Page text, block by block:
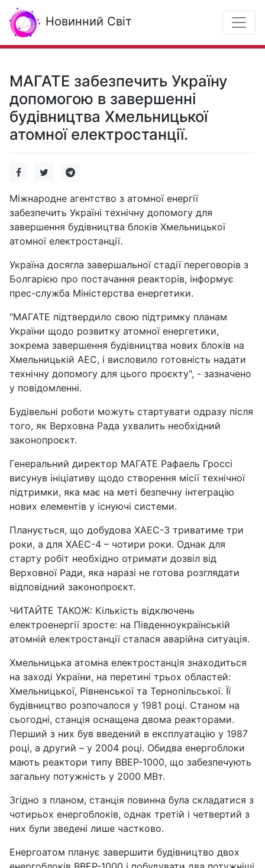
Новинний Світ
МАГАТЕ забезпечить Україну
допомогою в завершенні
будівництва Хмельницької
атомної електростанції.
Міжнародне агентство з атомної енергії
забезпечить Україні технічну допомогу для
завершення будівництва блоків Хмельницької
атомної електростанції.
Україна досягла завершальної стадії переговорів з
Болгарією про постачання реакторів, інформує
прес-служба Міністерства енергетики.
"МАГАТЕ підтвердило свою підтримку планам
України щодо розвитку атомної енергетики,
зокрема завершення будівництва нових блоків на
Хмельницькій АЕС, і висловило готовність надати
технічну допомогу для цього проєкту", - зазначено
у повідомленні.
Будівельні роботи можуть стартувати одразу після
того, як Верховна Рада ухвалить необхідний
законопроєкт.
Генеральний директор МАГАТЕ Рафаель Гроссі
висунув ініціативу щодо створення місії технічної
підтримки, яка має на меті безпечну інтеграцію
нових елементів у існуючі системи.
Планується, що добудова ХАЕС-3 триватиме три
роки, а для ХАЕС-4 – чотири роки. Однак для
старту робіт необхідно отримати дозвіл від
Верховної Ради, яка наразі не готова розглядати
відповідний законопроєкт.
ЧИТАЙТЕ ТАКОЖ: Кількість відключень
електроенергії зросте: на Південноукраїнській
атомній електростанції сталася аварійна ситуація.
Хмельницька атомна електростанція знаходиться
на заході України, на перетині трьох областей:
Хмельницької, Рівненської та Тернопільської. Її
будівництво розпочалося у 1981 році. Станом на
сьогодні, станція оснащена двома реакторами.
Перший з них був введений в експлуатацію у 1987
році, а другий – у 2004 році. Обидва енергоблоки
мають реактори типу ВВЕР-1000, що забезпечують
загальну потужність у 2000 МВт.
Згідно з планом, станція повинна була складатися з
чотирьох енергоблоків, однак третій і четвертий з
них були зведені лише частково.
Енергоатом планує завершити будівництво двох